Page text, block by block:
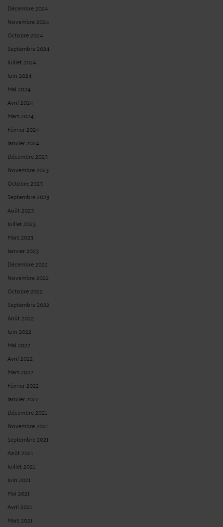
Décembre 2024
Novembre 2024
Octobre 2024
Septembre 2024
Juillet 2024
Juin 2024
Mai 2024
Avril 2024
Mars 2024
Février 2024
Janvier 2024
Décembre 2023
Novembre 2023
Octobre 2023
Septembre 2023
Août 2023
Juillet 2023
Mars 2023
Janvier 2023
Décembre 2022
Novembre 2022
Octobre 2022
Septembre 2022
Août 2022
Juin 2022
Mai 2022
Avril 2022
Mars 2022
Février 2022
Janvier 2022
Décembre 2021
Novembre 2021
Septembre 2021
Août 2021
Juillet 2021
Juin 2021
Mai 2021
Avril 2021
Mars 2021